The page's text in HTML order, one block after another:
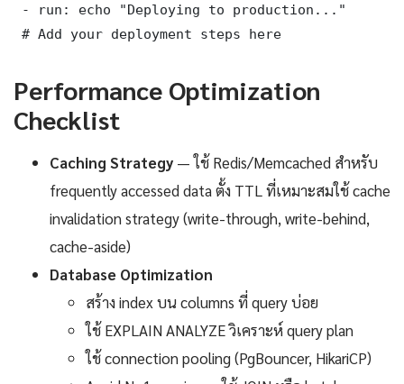
- run: echo "Deploying to production..."
# Add your deployment steps here
Performance Optimization
Checklist
Caching Strategy — ใช้ Redis/Memcached สำหรับ
frequently accessed data ตั้ง TTL ที่เหมาะสมใช้ cache
invalidation strategy (write-through, write-behind,
cache-aside)
Database Optimization
สร้าง index บน columns ที่ query บ่อย
ใช้ EXPLAIN ANALYZE วิเคราะห์ query plan
ใช้ connection pooling (PgBouncer, HikariCP)